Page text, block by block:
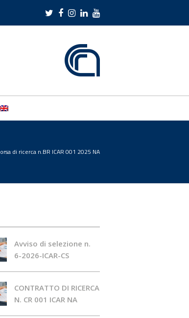
Twitter
Facebook
Instagram
LinkedIn
Youtube
Borsa di ricerca n.BR ICAR 001 2025 NA
Avviso di selezione n.
6-2026-ICAR-CS
CONTRATTO DI RICERCA
N. CR 001 ICAR NA